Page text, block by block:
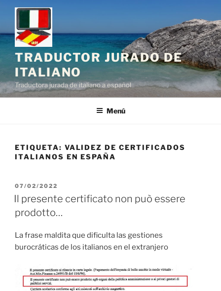
Saltar
contenido
TRADUCTOR JURADO DE
ITALIANO
Traductora jurada de italiano a español
Menú
ETIQUETA: VALIDEZ DE CERTIFICADOS
ITALIANOS EN ESPAÑA
PUBLICADO
EL
07/02/2022
Il presente certificato non può essere
prodotto…
La frase maldita que dificulta las gestiones
burocráticas de los italianos en el extranjero